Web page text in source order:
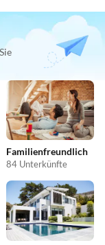
Familienfreundlich
84 Unterkünfte